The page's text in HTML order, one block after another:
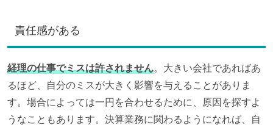
責任感がある
経理の仕事でミスは許されません。大きい会社であればあ
るほど、自分のミスが大きく影響を与えることがありま
す。場合によっては一円を合わせるために、原因を探すよ
うなこともあります。決算業務に関わるようになれば、自